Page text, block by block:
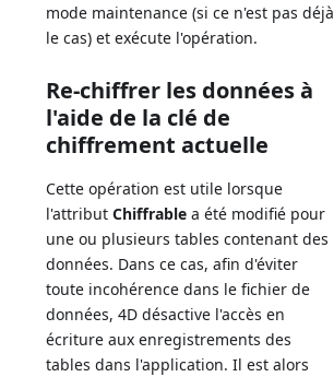
mode maintenance (si ce n'est pas déjà
le cas) et exécute l'opération.
Re-chiffrer les données à
l'aide de la clé de
chiffrement actuelle
Cette opération est utile lorsque
l'attributChiffrable a été modifié pour
une ou plusieurs tables contenant des
données. Dans ce cas, afin d'éviter
toute incohérence dans le fichier de
données, 4D désactive l'accès en
écriture aux enregistrements des
tables dans l'application. Il est alors